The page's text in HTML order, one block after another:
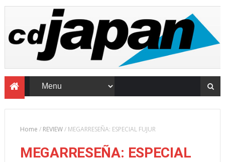
Home / REVIEW/ MEGARRESEÑA: ESPECIAL FUJUR
MEGARRESEÑA: ESPECIAL